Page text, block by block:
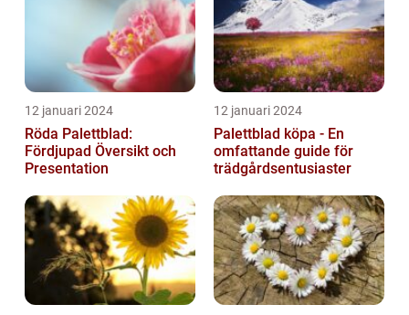
12 januari 2024
Röda Palettblad:
Fördjupad Översikt och
Presentation
12 januari 2024
Palettblad köpa - En
omfattande guide för
trädgårdsentusiaster